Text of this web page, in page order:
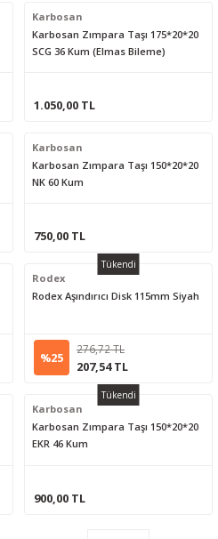
Karbosan
Karbosan Zımpara Taşı 175*20*20
SCG 36 Kum (Elmas Bileme)
1.050,00 TL
Karbosan
Karbosan Zımpara Taşı 150*20*20
NK 60 Kum
750,00 TL
Tükendi
Rodex
Rodex Aşındırıcı Disk 115mm Siyah
%25
276,72 TL
207,54 TL
Tükendi
Karbosan
Karbosan Zımpara Taşı 150*20*20
EKR 46 Kum
900,00 TL